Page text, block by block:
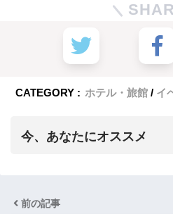
CATEGORY : ホテル・旅館 イ
今、あなたにオススメ
前の記事